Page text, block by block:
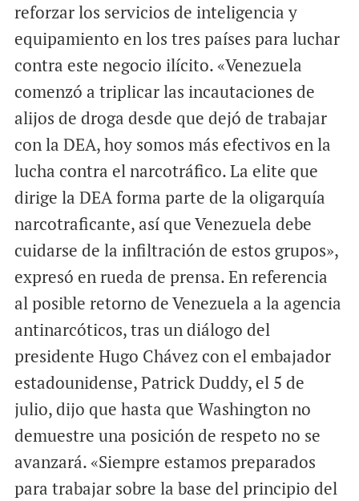
reforzar los servicios de inteligencia y
equipamiento en los tres países para luchar
contra este negocio ilícito. «Venezuela
comenzó a triplicar las incautaciones de
alijos de droga desde que dejó de trabajar
con la DEA, hoy somos más efectivos en la
lucha contra el narcotráfico. La elite que
dirige la DEA forma parte de la oligarquía
narcotraficante, así que Venezuela debe
cuidarse de la infiltración de estos grupos»,
expresó en rueda de prensa. En referencia
al posible retorno de Venezuela a la agencia
antinarcóticos, tras un diálogo del
presidente Hugo Chávez con el embajador
estadounidense, Patrick Duddy, el 5 de
julio, dijo que hasta que Washington no
demuestre una posición de respeto no se
avanzará. «Siempre estamos preparados
para trabajar sobre la base del principio del